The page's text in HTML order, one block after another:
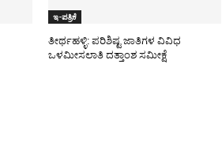
ಇ-ಪತ್ರಿಕೆ
ತೀರ್ಥಹಳ್ಳಿ: ಪರಿಶಿಷ್ಟ ಜಾತಿಗಳ ವಿವಿಧ
ಒಳಮೀಸಲಾತಿ ದತ್ತಾಂಶ ಸಮೀಕ್ಷೆ